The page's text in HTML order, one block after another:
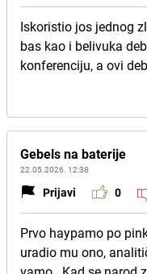
Iskoristio jos jednog
bas kao i belivuka
konferenciju, a ovi
Gebels na baterije
22.05.2026. 12:38
Prijavi 0
Prvo haypamo po
uradio mu ono,